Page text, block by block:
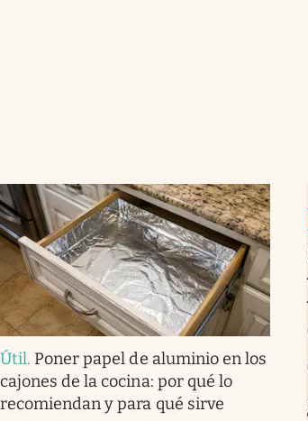
Útil. Poner papel de aluminio en los
cajones de la cocina: por qué lo
recomiendan y para qué sirve